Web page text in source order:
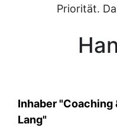
Priorität.
Inhaber "Coaching
Lang"